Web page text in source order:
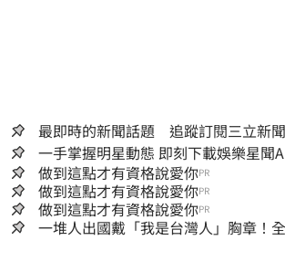
最即時的新聞話題 追蹤訂閱三立新
一手掌握明星動態 即刻下載娛樂星
做到這點才有資格說愛你PR
做到這點才有資格說愛你PR
做到這點才有資格說愛你PR
一堆人出國戴「我是台灣人」胸章！